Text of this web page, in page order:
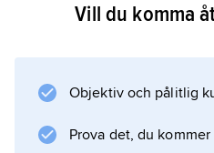
Någon helt entydig
(se
), som vissa importerade
Vill du komma
Objektiv och pålitlig
Prova det, du